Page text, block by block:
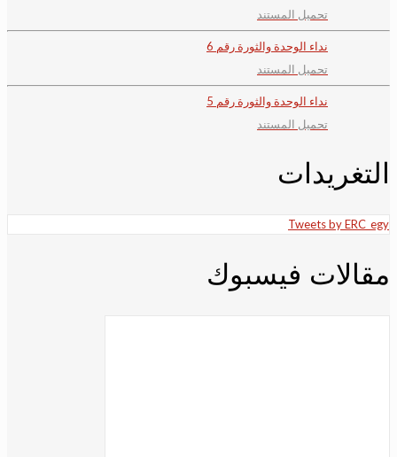
تحميل المستند
نداء الوحدة والثورة رقم 6
تحميل المستند
نداء الوحدة والثورة رقم 5
تحميل المستند
التغريدات
Tweets by ERC_egy
مقالات فيسبوك